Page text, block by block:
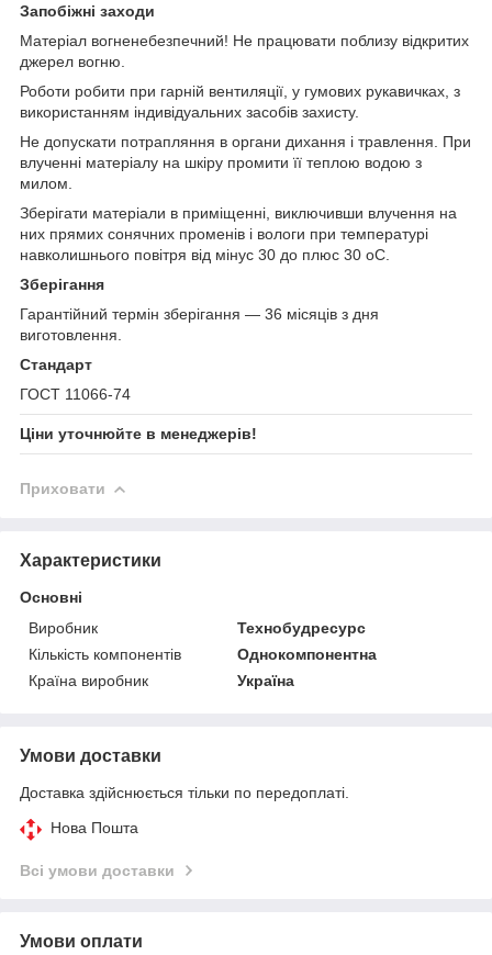
Запобіжні заходи
Матеріал вогненебезпечний! Не працювати поблизу відкритих
джерел вогню.
Роботи робити при гарній вентиляції, у гумових рукавичках, з
використанням індивідуальних засобів захисту.
Не допускати потрапляння в органи дихання і травлення. При
влученні матеріалу на шкіру промити її теплою водою з
милом.
Зберігати матеріали в приміщенні, виключивши влучення на
них прямих сонячних променів і вологи при температурі
навколишнього повітря від мінус 30 до плюс 30 оС.
Зберігання
Гарантійний термін зберігання — 36 місяців з дня
виготовлення.
Стандарт
ГОСТ 11066-74
Ціни уточнюйте в менеджерів!
Приховати
Характеристики
Основні
Виробник
Технобудресурс
Кількість компонентів
Однокомпонентна
Країна виробник
Україна
Умови доставки
Доставка здійснюється тільки по передоплаті.
Нова Пошта
Всі умови доставки
Умови оплати